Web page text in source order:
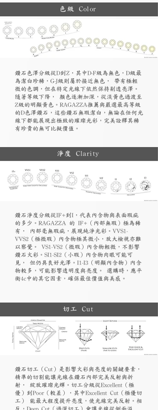
色級 Color
鑽石色澤分級從D到Z，其中D-F級為無色，D級最
為潔白珍稀，G-J級則屬於接近無色， 帶有極輕
微的色調，但在特定光線下依然保持剔透亮澤。
隨著等級下降， 顏色逐漸加深，從淡黃色過渡至
Z級的明顯黃色。RAGAZZA推薦與嚴選最高等級
的D色澤鑽石，這些鑽石無瑕潔白，無論在任何光
線下都能展現出極致的璀璨光彩，完美詮釋其稀
有珍貴的無可比擬價值。
淨度 Clarity
鑽石淨度分級從IF+到I，代表內含物與表面瑕疵
的多少。RAGAZZA 的 IF+（內部無瑕）極為稀
有， 內部毫無瑕疵，展現純淨光彩。VVS1-
VVS2（極微瑕）內含物極其微小，放大檢視亦難
以察覺。 VS1-VS2（微瑕）內含物輕微，不影響
鑽石火彩。SI1-SI2（小瑕）內含物肉眼可能可
見， 但仍具良好光澤。I1-I3（明顯內含物）內含
物較多，可能影響透明度與亮度。 選購時，應平
衡4c中的其它因素，確保最佳價值與美感。
切工 Cut
鑽石切工（Cut）是影響火彩與亮度的關鍵要素，
精準的切割能讓光線在鑽石內部完美反射與折
射， 綻放璀璨光輝。切工分級從Excellent（極
優）到Poor（較差），其中Excellent Cut（極優切
工） 能最大程度提升亮度，使光線完美反射。相
反，Deep Cut（過深切工）會讓光線從側面溢